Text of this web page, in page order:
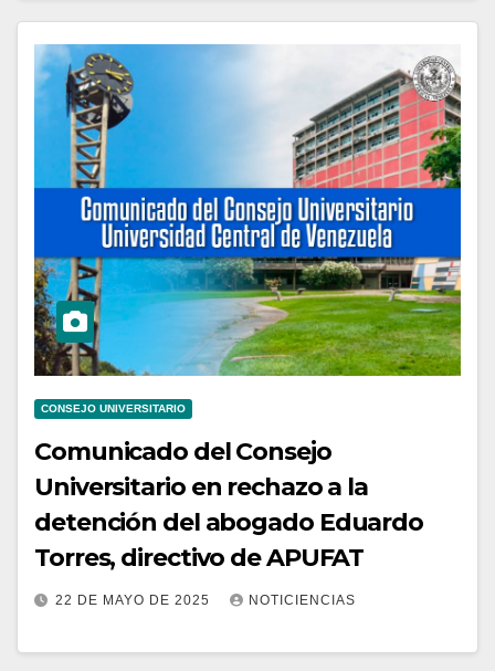
CONSEJO UNIVERSITARIO
Comunicado del Consejo
Universitario en rechazo a la
detención del abogado Eduardo
Torres, directivo de APUFAT
22 DE MAYO DE 2025 NOTICIENCIAS